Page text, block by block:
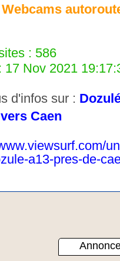
Webcams
: 586
17 Nov 2021
d'infos sur :
Caen
a13-pres-de-